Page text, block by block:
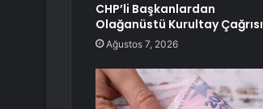
CHP’li Başkanlardan
Olağanüstü Kurultay Çağrısı
Ağustos 7, 2026